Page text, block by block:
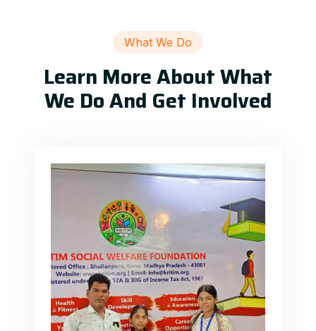
What We Do
Learn More About What
We Do And Get Involved